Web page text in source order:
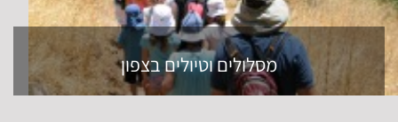
מסלולים וטיולים בצפון